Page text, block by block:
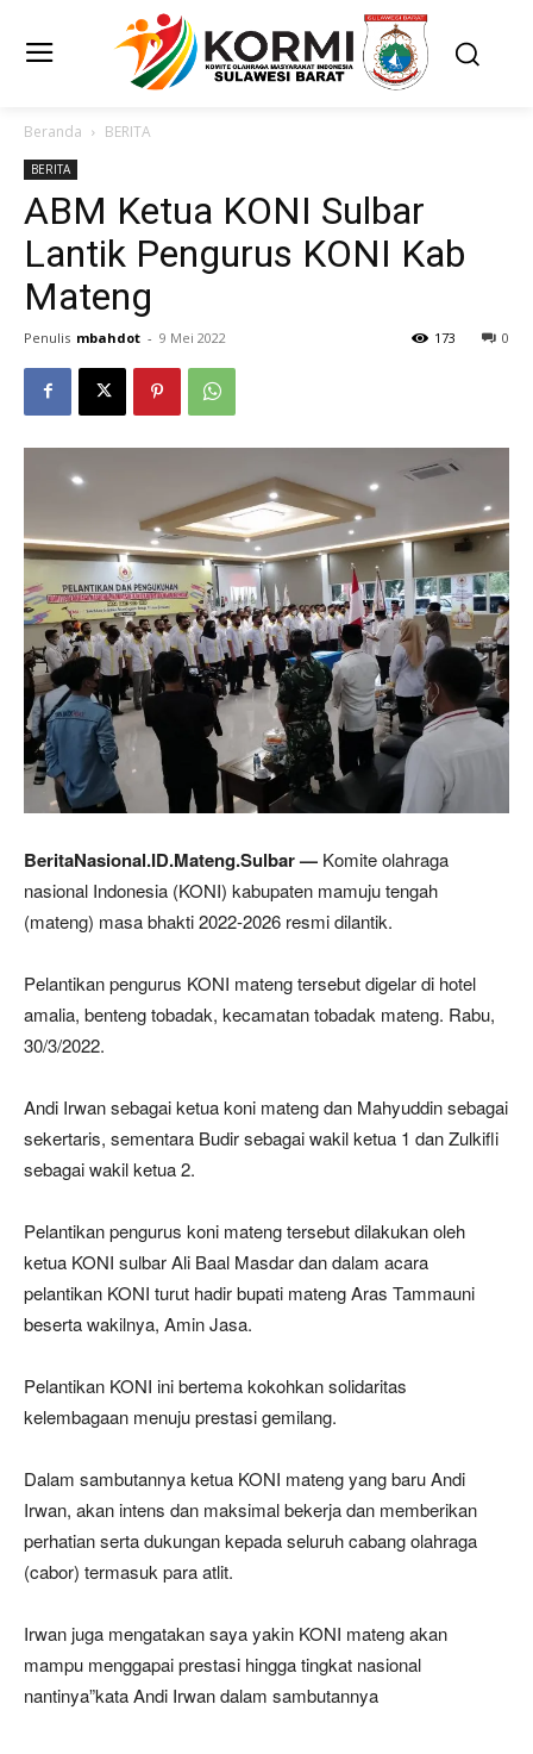
Beranda BERITA
BERITA
ABM Ketua KONI Sulbar
Lantik Pengurus KONI Kab
Mateng
Penulis mbahdot - 9 Mei 2022 0
173
BeritaNasional.ID.Mateng.Sulbar — Komite olahraga
nasional Indonesia (KONI) kabupaten mamuju tengah
(mateng) masa bhakti 2022-2026 resmi dilantik.
Pelantikan pengurus KONI mateng tersebut digelar di hotel
amalia, benteng tobadak, kecamatan tobadak mateng. Rabu,
30/3/2022.
Andi Irwan sebagai ketua koni mateng dan Mahyuddin sebagai
sekertaris, sementara Budir sebagai wakil ketua 1 dan Zulkifli
sebagai wakil ketua 2.
Pelantikan pengurus koni mateng tersebut dilakukan oleh
ketua KONI sulbar Ali Baal Masdar dan dalam acara
pelantikan KONI turut hadir bupati mateng Aras Tammauni
beserta wakilnya, Amin Jasa.
Pelantikan KONI ini bertema kokohkan solidaritas
kelembagaan menuju prestasi gemilang.
Dalam sambutannya ketua KONI mateng yang baru Andi
Irwan, akan intens dan maksimal bekerja dan memberikan
perhatian serta dukungan kepada seluruh cabang olahraga
(cabor) termasuk para atlit.
Irwan juga mengatakan saya yakin KONI mateng akan
mampu menggapai prestasi hingga tingkat nasional
nantinya”kata Andi Irwan dalam sambutannya